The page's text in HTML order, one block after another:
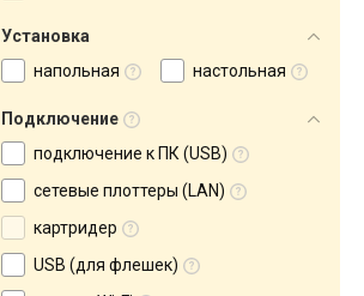
Установка
напольная
настольная
Подключение
подключение к ПК (USB)
сетевые плоттеры (LAN)
картридер
USB (для флешек)